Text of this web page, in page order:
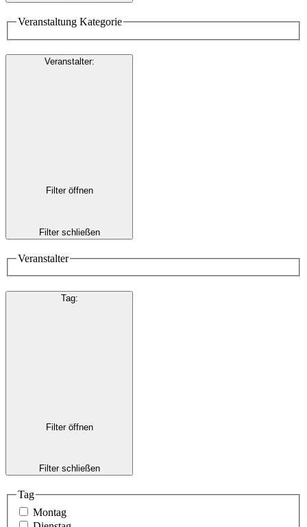
Veranstaltung Kategorie
Veranstalter:
Filter öffnen
Filter schließen
Veranstalter
Tag:
Filter öffnen
Filter schließen
Tag
Montag